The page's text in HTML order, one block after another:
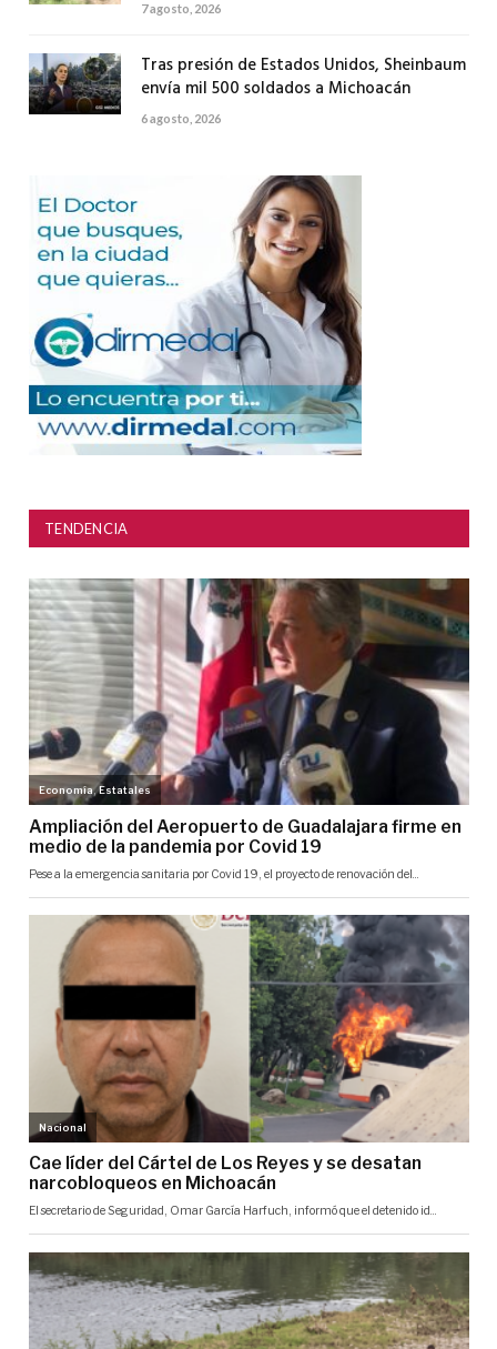
7 agosto, 2026
Tras presión de Estados Unidos, Sheinbaum
envía mil 500 soldados a Michoacán
6 agosto, 2026
TENDENCIA